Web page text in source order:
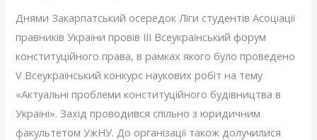
Днями Закарпатський осередок Ліги студентів Асоціації
правників України провів ІІІ Всеукраїнський форум
конституційного права, в рамках якого було проведено
V Всеукраїнський конкурс наукових робіт на тему
«Актуальні проблеми конституційного будівництва в
Україні». Захід проводився спільно з юридичним
факультетом УжНУ. До організації також долучилися